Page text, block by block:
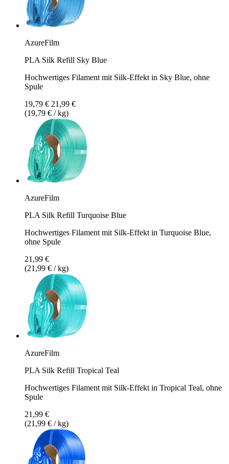
AzureFilm
PLA Silk Refill Sky Blue
Hochwertiges Filament mit Silk-Effekt in Sky Blue, ohne
Spule
19,79 € 21,99 €
(19,79 € / kg)
AzureFilm
PLA Silk Refill Turquoise Blue
Hochwertiges Filament mit Silk-Effekt in Turquoise Blue,
ohne Spule
21,99 €
(21,99 € / kg)
AzureFilm
PLA Silk Refill Tropical Teal
Hochwertiges Filament mit Silk-Effekt in Tropical Teal, ohne
Spule
21,99 €
(21,99 € / kg)